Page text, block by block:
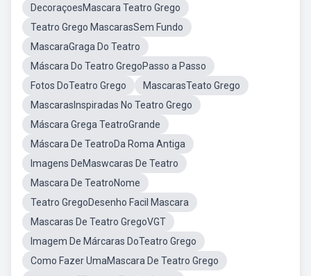
DecoraçoesMascara Teatro Grego
Teatro Grego MascarasSem Fundo
MascaraGraga Do Teatro
Máscara Do Teatro GregoPasso a Passo
Fotos DoTeatro Grego
MascarasTeato Grego
MascarasInspiradas No Teatro Grego
Máscara Grega TeatroGrande
Máscara De TeatroDa Roma Antiga
Imagens DeMaswcaras De Teatro
Mascara De TeatroNome
Teatro GregoDesenho Facil Mascara
Mascaras De Teatro GregoVGT
Imagem De Márcaras DoTeatro Grego
Como Fazer UmaMascara De Teatro Grego